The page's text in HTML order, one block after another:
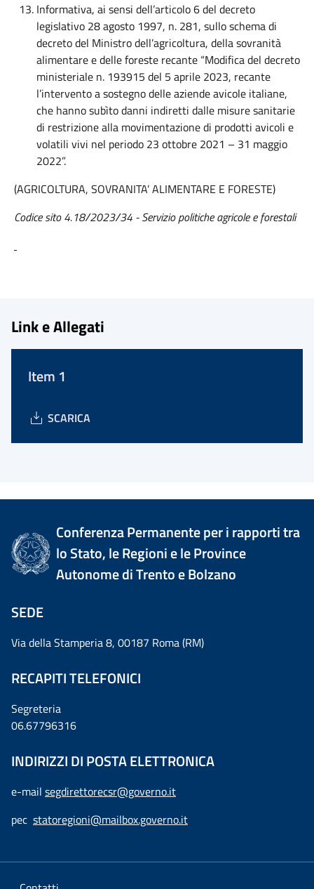
Informativa, ai sensi dell’articolo 6 del decreto
legislativo 28 agosto 1997, n. 281, sullo schema di
decreto del Ministro dell’agricoltura, della sovranità
alimentare e delle foreste recante “Modifica del decreto
ministeriale n. 193915 del 5 aprile 2023, recante
l’intervento a sostegno delle aziende avicole italiane,
che hanno subìto danni indiretti dalle misure sanitarie
di restrizione alla movimentazione di prodotti avicoli e
volatili vivi nel periodo 23 ottobre 2021 – 31 maggio
2022”.
(AGRICOLTURA, SOVRANITA’ ALIMENTARE E FORESTE)
Codice sito 4.18/2023/34 - Servizio politiche agricole e forestali
Link e Allegati
Item 1
SCARICA
Conferenza Permanente per i rapporti tra
lo Stato, le Regioni e le Province
Autonome di Trento e Bolzano
SEDE
Via della Stamperia 8, 00187 Roma (RM)
RECAPITI TELEFONICI
Segreteria
06.67796316
INDIRIZZI DI POSTA ELETTRONICA
e-mail segdirettorecsr@governo.it
pec statoregioni@mailbox.governo.it